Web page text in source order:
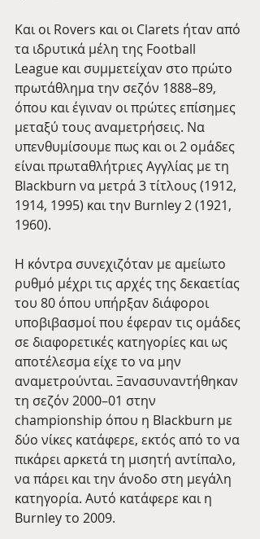
Και οι Rovers και οι Clarets ήταν από
τα ιδρυτικά μέλη της Football
League και συμμετείχαν στο πρώτο
πρωτάθλημα την σεζόν 1888–89,
όπου και έγιναν οι πρώτες επίσημες
μεταξύ τους αναμετρήσεις. Να
υπενθυμίσουμε πως και οι 2 ομάδες
είναι πρωταθλήτριες Αγγλίας με τη
Blackburn να μετρά 3 τίτλους (1912,
1914, 1995) και την Burnley 2 (1921,
1960).
Η κόντρα συνεχιζόταν με αμείωτο
ρυθμό μέχρι τις αρχές της δεκαετίας
του 80 όπου υπήρξαν διάφοροι
υποβιβασμοί που έφεραν τις ομάδες
σε διαφορετικές κατηγορίες και ως
αποτέλεσμα είχε το να μην
αναμετρούνται. Ξανασυναντήθηκαν
τη σεζόν 2000–01 στην
championship όπου η Blackburn με
δύο νίκες κατάφερε, εκτός από το να
πικάρει αρκετά τη μισητή αντίπαλο,
να πάρει και την άνοδο στη μεγάλη
κατηγορία. Αυτό κατάφερε και η
Burnley το 2009.